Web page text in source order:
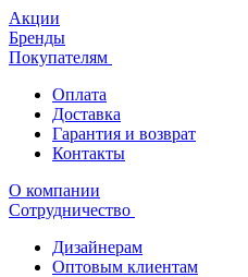
Акции
Бренды
Покупателям
Оплата
Доставка
Гарантия и возврат
Контакты
О компании
Сотрудничество
Дизайнерам
Оптовым клиентам